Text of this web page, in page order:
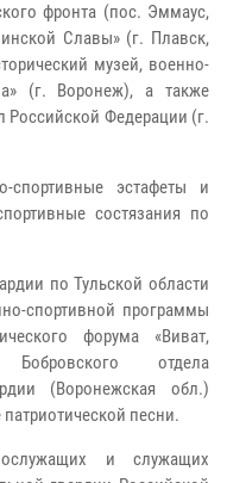
фронта (пос. Эммаус,
Славы» (г. Плавск,
музей, военно-
(г. Воронеж), а также
Федерации (г.
эстафеты и
состязания по
по Тульской области
спортивной программы
форума «Виват,
отдела
(Воронежская обл.)
песни.
и служащих